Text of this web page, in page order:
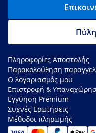
Πληροφορίες Αποστολής
Παρακολούθηση
Ο λογαριασμός μου
Επιστροφή &
Εγγύηση Premium
Συχνές Ερωτήσεις
Μέθοδοι πληρωμής